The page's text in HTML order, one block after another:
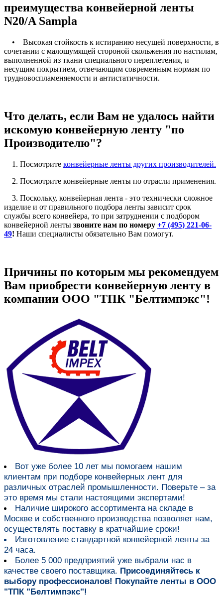
преимущества конвейерной ленты
N20/A Sampla
• Высокая стойкость к истиранию несущей поверхности, в
сочетании с малошумящей стороной скольжения по настилам,
выполненной из ткани специального переплетения, и
несущим покрытием, отвечающим современным нормам по
трудновоспламеняемости и антистатичности.
Что делать, если Вам не удалось найти
искомую конвейерную ленту "по
Производителю"?
1. Посмотрите конвейерные ленты других производителей.
2. Посмотрите конвейерные ленты по отрасли применения.
3. Поскольку, конвейерная лента - это технически сложное
изделие и от правильного подбора ленты зависит срок
службы всего конвейера, то при затруднении с подбором
конвейерной ленты звоните нам по номеру +7 (495) 221-06-
49! Наши специалисты обязательно Вам помогут.
Причины по которым мы рекомендуем
Вам приобрести конвейерную ленту в
компании ООО "ТПК "Белтимпэкс"!
Вот уже более 10 лет мы помогаем нашим
клиентам при подборе конвейерных лент для
различных отраслей промышленности. Поверьте – за
это время мы стали настоящими экспертами!
Наличие широкого ассортимента на складе в
Москве и собственного производства позволяет нам,
осуществлять поставку в кратчайшие сроки!
Изготовление стандартной конвейерной ленты за
24 часа.
Более 5 000 предприятий уже выбрали нас в
качестве своего поставщика. Присоединяйтесь к
выбору профессионалов! Покупайте ленты в ООО
"ТПК "Белтимпэкс"!